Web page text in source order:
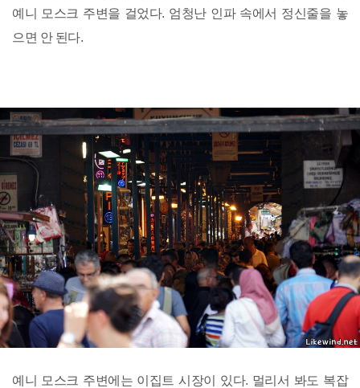
예니 모스크 주변을 걸었다. 엄청난 인파 속에서 정신줄을 놓
으면 안 된다.
예니 모스크 주변에는 이집트 시장이 있다. 멀리서 봐도 복잡